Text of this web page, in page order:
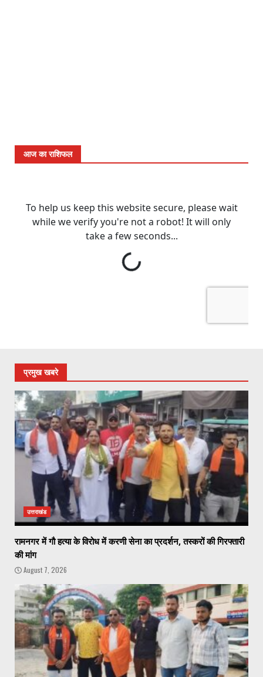
आज का राशिफल
प्रमुख खबरे
उत्तराखंड
रामनगर में गौ हत्या के विरोध में करणी सेना का प्रदर्शन, तस्करों की गिरफ्तारी
की मांग
August 7, 2026